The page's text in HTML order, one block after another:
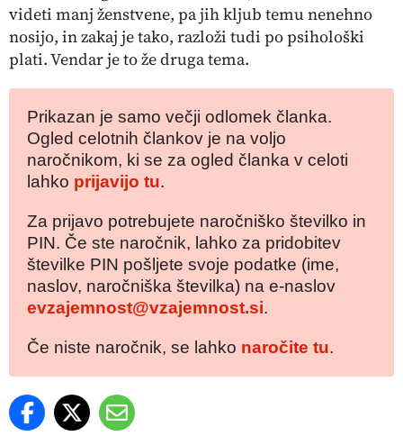
videti manj ženstvene, pa jih kljub temu nenehno
nosijo, in zakaj je tako, razloži tudi po psihološki
plati. Vendar je to že druga tema.
Prikazan je samo večji odlomek članka.
Ogled celotnih člankov je na voljo
naročnikom, ki se za ogled članka v celoti
lahko prijavijo tu.
Za prijavo potrebujete naročniško številko in
PIN. Če ste naročnik, lahko za pridobitev
številke PIN pošljete svoje podatke (ime,
naslov, naročniška številka) na e-naslov
evzajemnost@vzajemnost.si.
Če niste naročnik, se lahko naročite tu.